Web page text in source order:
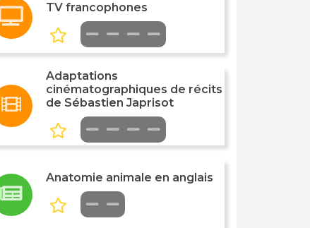
TV francophones
Adaptations
cinématographiques de récits
de Sébastien Japrisot
Anatomie animale en anglais